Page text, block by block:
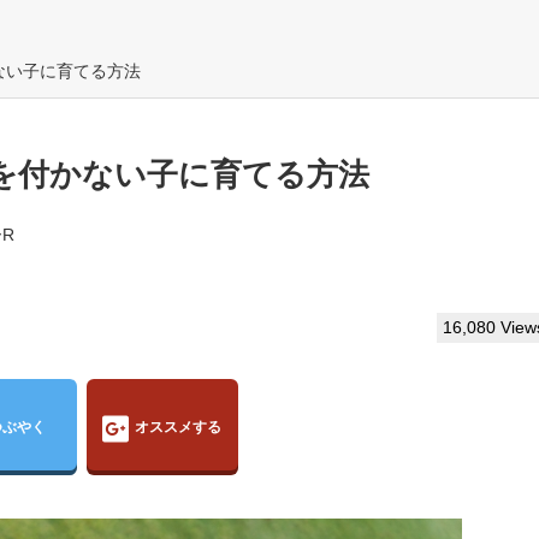
い子に育てる方法
付かない子に育てる方法
16,080
やく オススメする